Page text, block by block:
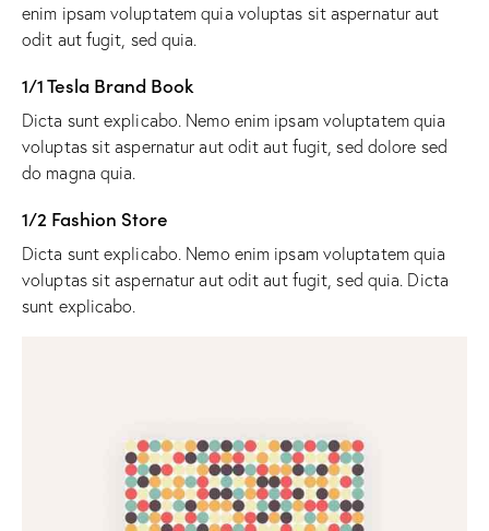
enim ipsam voluptatem quia voluptas sit aspernatur aut
odit aut fugit, sed quia.
1/1 Tesla Brand Book
Dicta sunt explicabo. Nemo enim ipsam voluptatem quia
voluptas sit aspernatur aut odit aut fugit, sed dolore sed
do magna quia.
1/2 Fashion Store
Dicta sunt explicabo. Nemo enim ipsam voluptatem quia
voluptas sit aspernatur aut odit aut fugit, sed quia. Dicta
sunt explicabo.